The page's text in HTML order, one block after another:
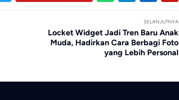
SELANJUTNYA
Locket Widget Jadi Tren Baru Anak
Muda, Hadirkan Cara Berbagi Foto
yang Lebih Personal